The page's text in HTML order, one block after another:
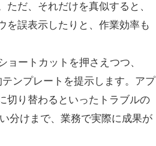
だ、それだけを真似すると、
を誤表示したりと、作業効率も
ートカットを押さえつつ、
ンプレートを提示します。アプ
切り替わるといったトラブルの
分けまで、業務で実際に成果が